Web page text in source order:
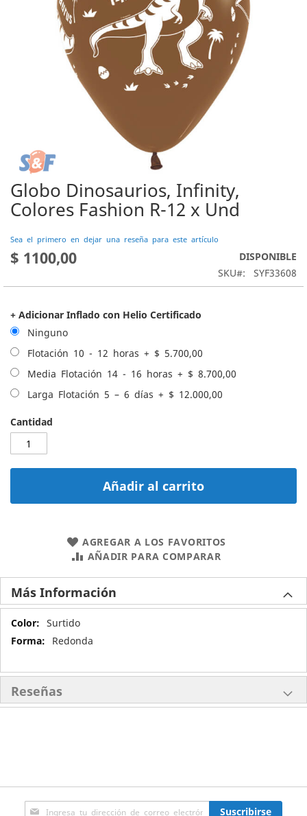
Globo Dinosaurios, Infinity,
Colores Fashion R-12 x Und
Sea el primero en dejar una reseña para este artículo
$ 1100,00 DISPONIBLE
SKU SYF33608
+ Adicionar Inflado con Helio Certificado
Ninguno
Flotación 10 - 12 horas + $ 5.700,00
Media Flotación 14 - 16 horas + $ 8.700,00
Larga Flotación 5 – 6 días + $ 12.000,00
Cantidad
Añadir al carrito
AGREGAR A LOS FAVORITOS
AÑADIR PARA COMPARAR
Saltar
comienzo
la
galería
Más Información
Más
Información
Surtido
Redonda
Reseñas
Inscríbase
Suscribirse